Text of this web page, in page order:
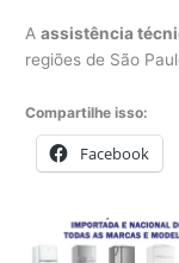
Aassistência
regiões de São
Compartilhe isso:
Facebook